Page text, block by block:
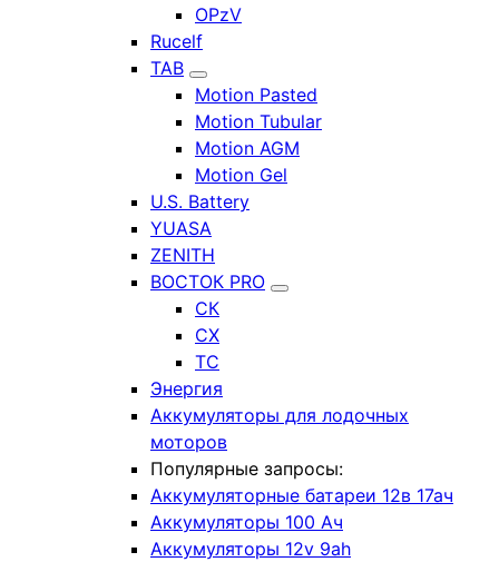
OPzV
Rucelf
TAB
Motion Pasted
Motion Tubular
Motion AGM
Motion Gel
U.S. Battery
YUASA
ZENITH
ВОСТОК PRO
СК
СХ
ТС
Энергия
Аккумуляторы для лодочных
моторов
Популярные запросы:
Аккумуляторные батареи 12в 17ач
Аккумуляторы 100 Ач
Аккумуляторы 12v 9ah